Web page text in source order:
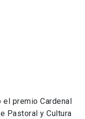
premio Cardenal
Pastoral y Cultura